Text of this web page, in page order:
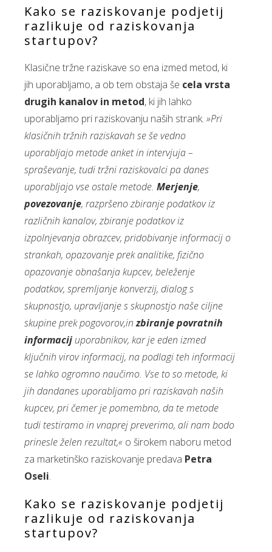
Kako se raziskovanje podjetij
razlikuje od raziskovanja
startupov?
Klasične tržne raziskave so ena izmed metod, ki
jih uporabljamo, a ob tem obstaja še cela vrsta
drugih kanalov in metod, ki jih lahko
uporabljamo pri raziskovanju naših strank. »Pri
klasičnih tržnih raziskavah se še vedno
uporabljajo metode anket in intervjuja –
spraševanje, tudi tržni raziskovalci pa danes
uporabljajo vse ostale metode. Merjenje,
povezovanje, razpršeno zbiranje podatkov iz
različnih kanalov, zbiranje podatkov iz
izpolnjevanja obrazcev, pridobivanje informacij o
strankah, opazovanje prek analitike, fizično
opazovanje obnašanja kupcev, beleženje
podatkov, spremljanje konverzij, dialog s
skupnostjo, upravljanje s skupnostjo naše ciljne
skupine prek pogovorov,inzbiranje povratnih
informacij uporabnikov, kar je eden izmed
ključnih virov informacij, na podlagi teh informacij
se lahko ogromno naučimo. Vse to so metode, ki
jih dandanes uporabljamo pri raziskavah naših
kupcev, pri čemer je pomembno, da te metode
tudi testiramo in vnaprej preverimo, ali nam bodo
prinesle želen rezultat,« o širokem naboru metod
za marketinško raziskovanje predava Petra
Oseli.
Kako se raziskovanje podjetij
razlikuje od raziskovanja
startupov?